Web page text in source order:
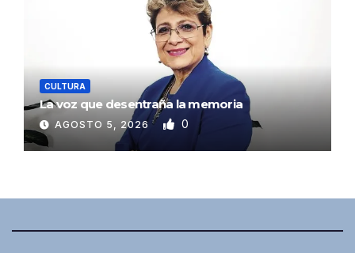
CULTURA
La voz que desentraña la memoria
AGOSTO 5, 2026 0